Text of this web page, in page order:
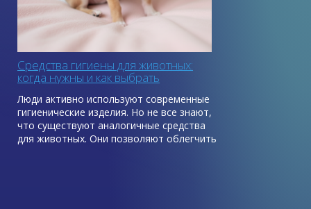
Средства гигиены для животных:
когда нужны и как выбрать
Люди активно используют современные
гигиенические изделия. Но не все знают,
что существуют аналогичные средства
для животных. Они позволяют облегчить